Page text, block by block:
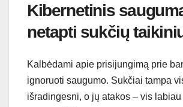
Kibernetinis
netapti sukčių
Kalbėdami apie prisijungimą prie
ignoruoti saugumo. Sukčiai tampa
išradingesni, o jų atakos – vis labiau